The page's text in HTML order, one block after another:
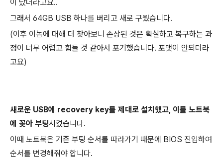
이 났더라고요..
그래서 64GB USB 하나를 버리고 새로 구웠습니다.
(이후 이놈에 대해 더 찾아보니 손상된 것은 확실하고 복구하는 과
정이 너무 어렵고 힘들 것 같아서 포기했습니다. 포맷이 안되더라
고요)
새로운 USB에 recovery key를 제대로 설치했고, 이를 노트북
에 꽂아 부팅시켰습니다.
이때 노트북은 기존 부팅 순서를 따라가기 때문에 BIOS 진입하여
순서를 변경해줘야 합니다.